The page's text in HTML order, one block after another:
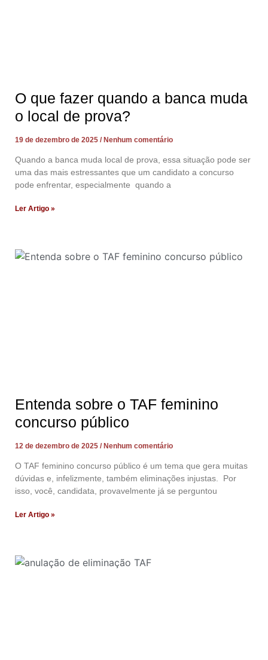
O que fazer quando a banca muda
o local de prova?
19 de dezembro de 2025 Nenhum comentário
Quando a banca muda local de prova, essa situação pode ser
uma das mais estressantes que um candidato a concurso
pode enfrentar, especialmente quando a
Ler Artigo »
Entenda sobre o TAF feminino
concurso público
12 de dezembro de 2025 Nenhum comentário
O TAF feminino concurso público é um tema que gera muitas
dúvidas e, infelizmente, também eliminações injustas. Por
isso, você, candidata, provavelmente já se perguntou
Ler Artigo »